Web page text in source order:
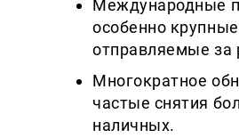
Международные
особенно
отправляемые за
Многократное
частые снятия
наличных.